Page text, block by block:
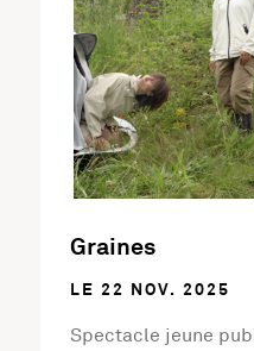
Graines
LE 22 NOV. 2025
Spectacle jeune